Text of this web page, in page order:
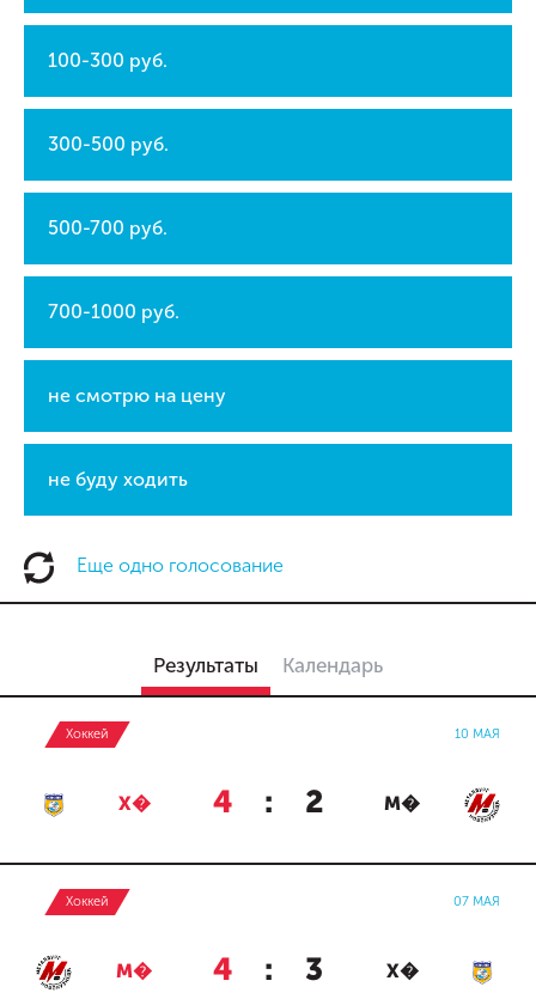
100-300 руб.
300-500 руб.
500-700 руб.
700-1000 руб.
не смотрю на цену
не буду ходить
Еще одно голосование
Результаты Календарь
Хоккей 10 МАЯ
Х� 4 : 2 М�
Хоккей 07 МАЯ
М� 4 : 3 Х�